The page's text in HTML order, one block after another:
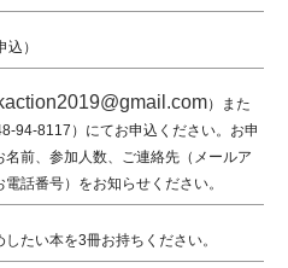
）
）また
94-8117）にてお申込ください。お申
名前、参加人数、ご連絡先（メールア
電話番号）をお知らせください。
たい本を3冊お持ちください。